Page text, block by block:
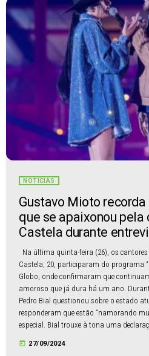
NOTÍCIAS
Gustavo Mioto
que se apaixonou pela
Castela durante
Na última quinta-feira (26), os
Castela, 20, participaram do programa
Globo, onde confirmaram que
amoroso que já dura há um ano.
Pedro Bial questionou sobre o estado
responderam que estão “namorando
especial. Bial trouxe à tona uma
today 27/09/2024